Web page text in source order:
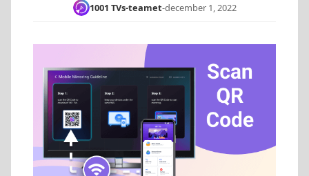
1001 TVs-teamet-december 1, 2022